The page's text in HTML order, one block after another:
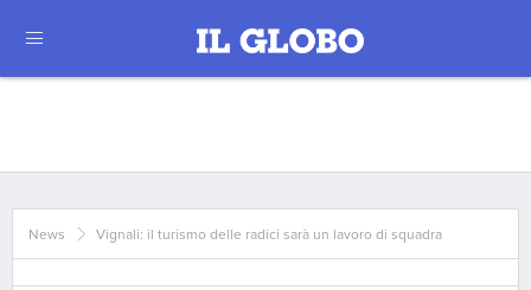
News Vignali: il turismo delle radici sarà un lavoro di squadra